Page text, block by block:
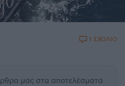
1 ΣΧΟΛΙΟ
μας στα αποτελέσματα